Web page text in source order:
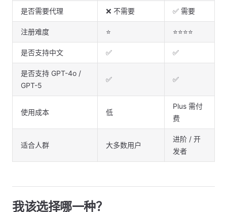
是否需要代理 ❌ 不需要 ✅ 需要
注册难度 ⭐ ⭐⭐⭐⭐
是否支持中文 ✅ ✅
是否支持 GPT-4o /
GPT-5
✅ ✅
使用成本 低
Plus 需付
费
适合人群 大多数用户
进阶 / 开
发者
我该选择哪一种？ ​